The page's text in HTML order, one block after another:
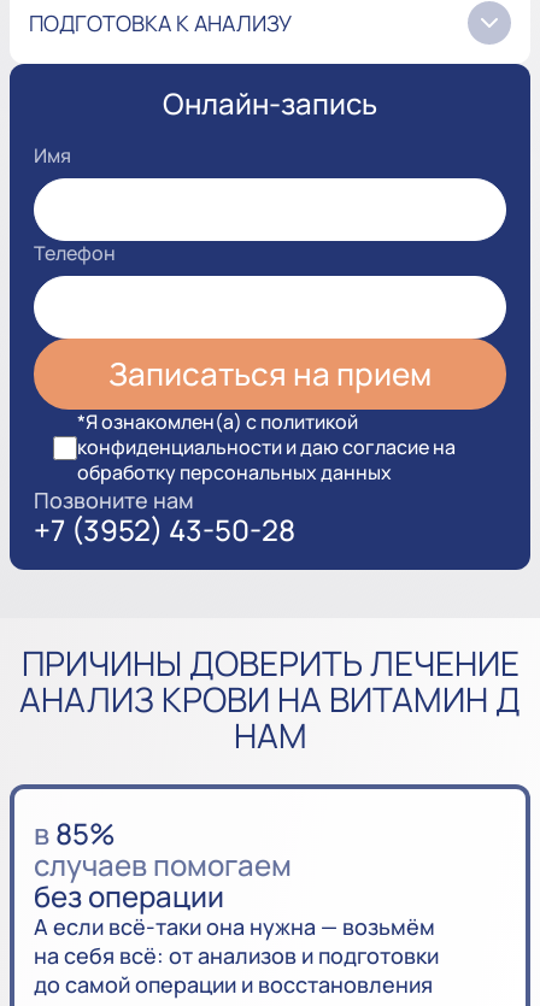
ПОДГОТОВКА К АНАЛИЗУ
Онлайн-запись
Имя
Телефон
*Я ознакомлен(а) с политикой
конфиденциальности и даю согласие на
обработку персональных данных
Позвоните нам
+7 (3952) 43-50-28
ПРИЧИНЫ ДОВЕРИТЬ ЛЕЧЕНИЕ
АНАЛИЗ КРОВИ НА ВИТАМИН Д
НАМ
в85%
случаев помогаем
без операции
А если всё-таки она нужна — возьмём
на себя всё: от анализов и подготовки
до самой операции и восстановления